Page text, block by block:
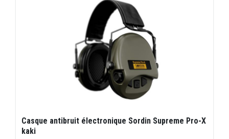
Casque antibruit électronique Sordin Supreme Pro-X
kaki